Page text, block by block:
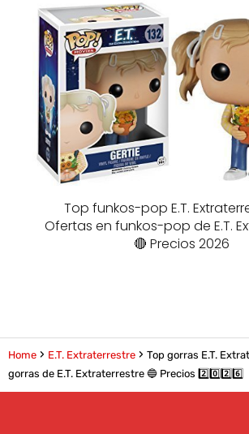
Top funkos-pop E.T.
Ofertas en funkos-pop de E.T.
🔴 Precios 2026
Home E.T. Extraterrestre
Top gorras E.T.
gorras de E.T. Extraterrestre 🔵 Precios 2️⃣0️⃣2️⃣6️⃣